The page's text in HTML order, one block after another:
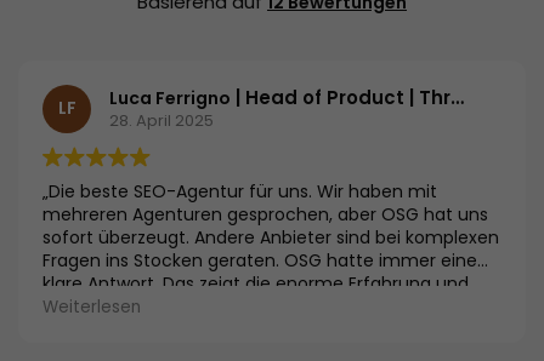
LF Luca Ferrigno | Head of Product | Threema GmbH
28. April 2025
„Die beste SEO-Agentur für uns. Wir haben mit
mehreren Agenturen gesprochen, aber OSG hat uns
sofort überzeugt. Andere Anbieter sind bei komplexen
Fragen ins Stocken geraten. OSG hatte immer eine
klare Antwort. Das zeigt die enorme Erfahrung und
Expertise im Vergleich zu anderen Agenturen. Die
Weiterlesen